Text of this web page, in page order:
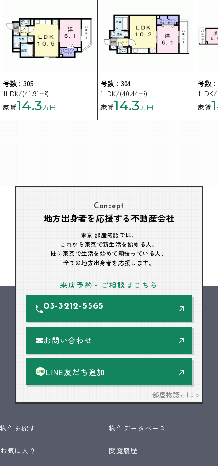
号数：305
1LDK/(41.91m²)
家賃14.3万円
号数：304
1LDK/(40.44m²)
家賃14.3万円
号数
1LDK/
家賃
Concept
地方出身者を応援する不動産会社
東京 部屋物語では、
これから東京で新生活を始める人、
既に東京で生活を始めて頑張っている人、
全ての地方出身者を応援します。
来店予約・ご相談はこちら
03-3212-5565
お問い合わせ
LINE友だち追加
部屋物語とは >
物件を探す 物件データベース
お気に入り 閲覧履歴